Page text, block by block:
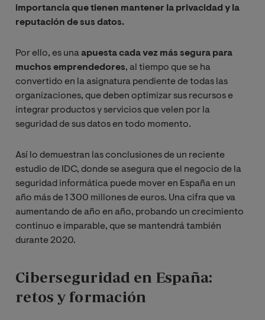
importancia que tienen mantener la privacidad y la
reputación de sus datos.
Por ello, es unaapuesta cada vez más segura para
muchos emprendedores, al tiempo que se ha
convertido en la asignatura pendiente de todas las
organizaciones, que deben optimizar sus recursos e
integrar productos y servicios que velen por la
seguridad de sus datos en todo momento.
Así lo demuestran las conclusiones de un reciente
estudio de IDC, donde se asegura que el negocio de la
seguridad informática puede mover en España en un
año más de 1 300 millones de euros. Una cifra que va
aumentando de año en año, probando un crecimiento
continuo e imparable, que se mantendrá también
durante 2020.
Ciberseguridad en España:
retos y formación